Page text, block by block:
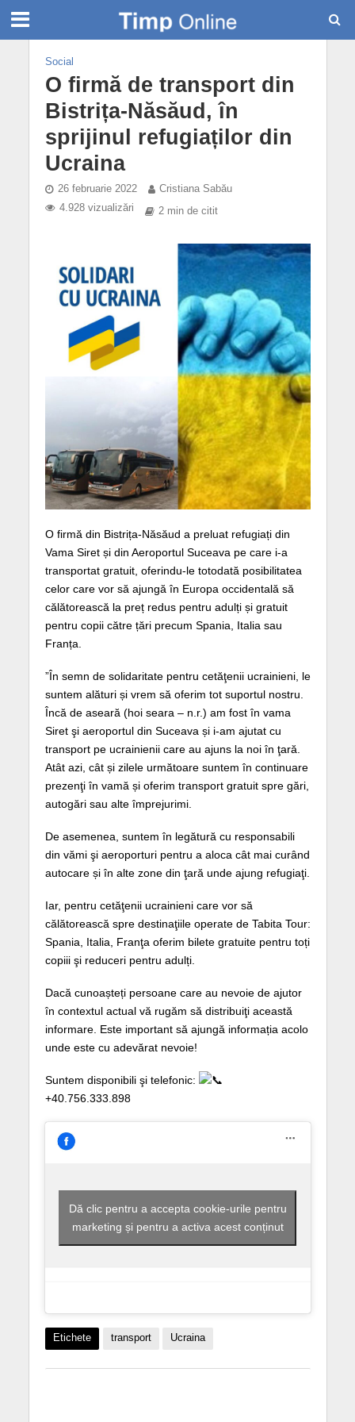
Social
O firmă de transport din
Bistrița-Năsăud, în
sprijinul refugiaților din
Ucraina
26 februarie 2022
Cristiana Sabău
4.928 vizualizări
2 min de citit
O firmă din Bistrița-Năsăud a preluat refugiați din
Vama Siret și din Aeroportul Suceava pe care i-a
transportat gratuit, oferindu-le totodată posibilitatea
celor care vor să ajungă în Europa occidentală să
călătorească la preț redus pentru adulți și gratuit
pentru copii către țări precum Spania, Italia sau
Franța.
”În semn de solidaritate pentru cetăţenii ucrainieni, le
suntem alături și vrem să oferim tot suportul nostru.
Încă de aseară (hoi seara – n.r.) am fost în vama
Siret şi aeroportul din Suceava și i-am ajutat cu
transport pe ucrainienii care au ajuns la noi în ţară.
Atât azi, cât și zilele următoare suntem în continuare
prezenţi în vamă și oferim transport gratuit spre gări,
autogări sau alte împrejurimi.
De asemenea, suntem în legătură cu responsabili
din vămi şi aeroporturi pentru a aloca cât mai curând
autocare și în alte zone din ţară unde ajung refugiaţi.
Iar, pentru cetăţenii ucrainieni care vor să
călătorească spre destinaţiile operate de Tabita Tour:
Spania, Italia, Franţa oferim bilete gratuite pentru toți
copiii şi reduceri pentru adulți.
Dacă cunoașteți persoane care au nevoie de ajutor
în contextul actual vă rugăm să distribuiţi această
informare. Este important să ajungă informația acolo
unde este cu adevărat nevoie!
Suntem disponibili şi telefonic:
+40.756.333.898
Dă clic pentru a accepta cookie-urile pentru
marketing și pentru a activa acest conținut
Etichete transport Ucraina